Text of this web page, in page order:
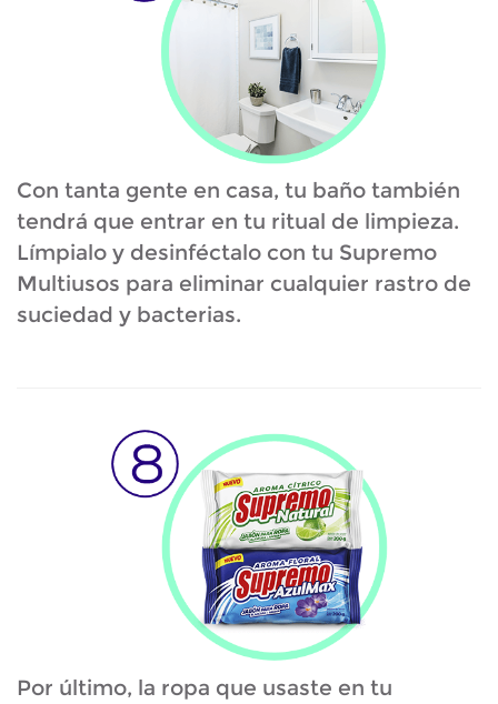
Con tanta gente en casa, tu baño también
tendrá que entrar en tu ritual de limpieza.
Límpialo y desinféctalo con tu Supremo
Multiusos para eliminar cualquier rastro de
suciedad y bacterias.
Por último, la ropa que usaste en tu